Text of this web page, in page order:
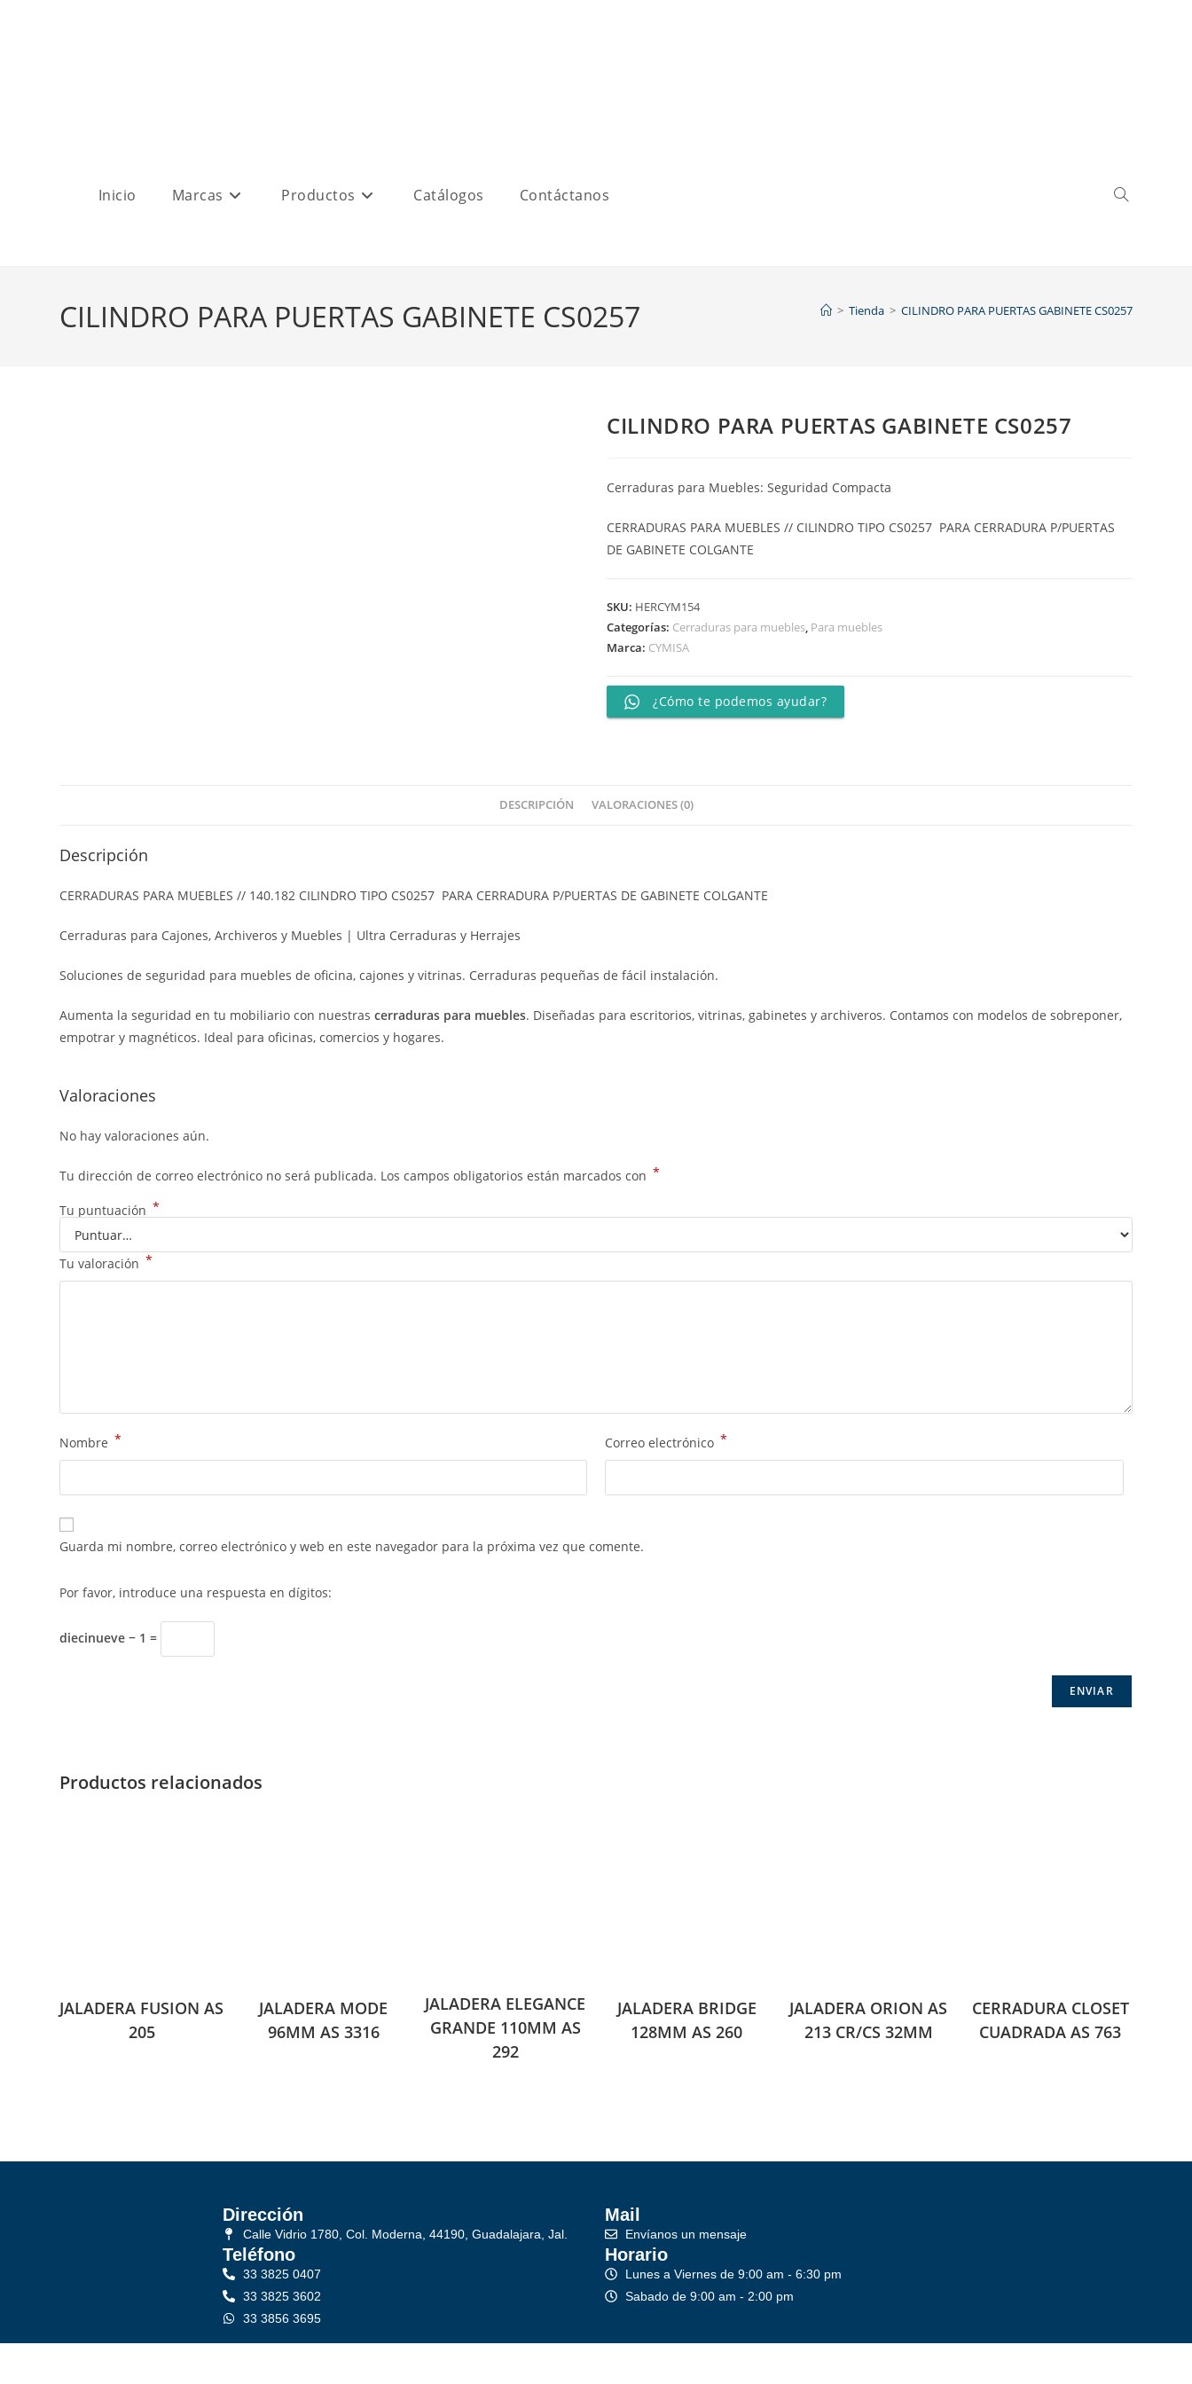
Inicio Marcas Productos Catálogos Contáctanos
CILINDRO PARA PUERTAS GABINETE CS0257 > Tienda > CILINDRO PARA PUERTAS GABINETE CS0257
CILINDRO PARA PUERTAS GABINETE CS0257
Cerraduras para Muebles: Seguridad Compacta
CERRADURAS PARA MUEBLES // CILINDRO TIPO CS0257 PARA CERRADURA P/PUERTAS
DE GABINETE COLGANTE
SKU: HERCYM154
Categorías: Cerraduras para muebles, Para muebles
Marca: CYMISA
¿Cómo te podemos ayudar?
DESCRIPCIÓN VALORACIONES (0)
Descripción
CERRADURAS PARA MUEBLES // 140.182 CILINDRO TIPO CS0257 PARA CERRADURA P/PUERTAS DE GABINETE COLGANTE
Cerraduras para Cajones, Archiveros y Muebles | Ultra Cerraduras y Herrajes
Soluciones de seguridad para muebles de oficina, cajones y vitrinas. Cerraduras pequeñas de fácil instalación.
Aumenta la seguridad en tu mobiliario con nuestrascerraduras para muebles. Diseñadas para escritorios, vitrinas, gabinetes y archiveros. Contamos con modelos de sobreponer,
empotrar y magnéticos. Ideal para oficinas, comercios y hogares.
Valoraciones
No hay valoraciones aún.
Tu dirección de correo electrónico no será publicada. Los campos obligatorios están marcados con *
Tu puntuación *
Tu valoración *
Nombre * Correo electrónico *
Guarda mi nombre, correo electrónico y web en este navegador para la próxima vez que comente.
Por favor, introduce una respuesta en dígitos:
diecinueve − 1 =
Productos relacionados
JALADERA FUSION AS
205
JALADERA MODE
96MM AS 3316
JALADERA ELEGANCE
GRANDE 110MM AS
292
JALADERA BRIDGE
128MM AS 260
JALADERA ORION AS
213 CR/CS 32MM
CERRADURA CLOSET
CUADRADA AS 763
Dirección
Calle Vidrio 1780, Col. Moderna, 44190, Guadalajara, Jal.
Teléfono
33 3825 0407
33 3825 3602
33 3856 3695
Mail
Envíanos un mensaje
Horario
Lunes a Viernes de 9:00 am - 6:30 pm
Sabado de 9:00 am - 2:00 pm